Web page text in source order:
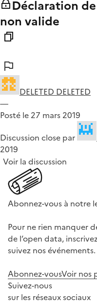
Déclaration
non valide
DELETED DELETED
—
Posté le 27 mars 2019
Discussion close par
2019
Voir la discussion
Abonnez-vous à notre
Pour ne rien manquer
de l’open data,
suivez nos événements.
Abonnez-vousVoir nos
Suivez-nous
sur les réseaux sociaux